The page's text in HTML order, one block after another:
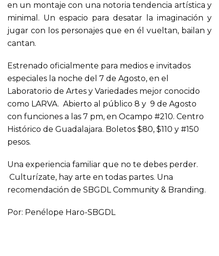
en un montaje con una notoria tendencia artística y
minimal. Un espacio para desatar la imaginación y
jugar con los personajes que en él vueltan, bailan y
cantan.
Estrenado oficialmente para medios e invitados
especiales la noche del 7 de Agosto, en el
Laboratorio de Artes y Variedades mejor conocido
como LARVA. Abierto al público 8 y 9 de Agosto
con funciones a las 7 pm, en Ocampo #210. Centro
Histórico de Guadalajara. Boletos $80, $110 y #150
pesos.
Una experiencia familiar que no te debes perder.
Culturízate, hay arte en todas partes. Una
recomendación de SBGDL Community & Branding.
Por: Penélope Haro-SBGDL